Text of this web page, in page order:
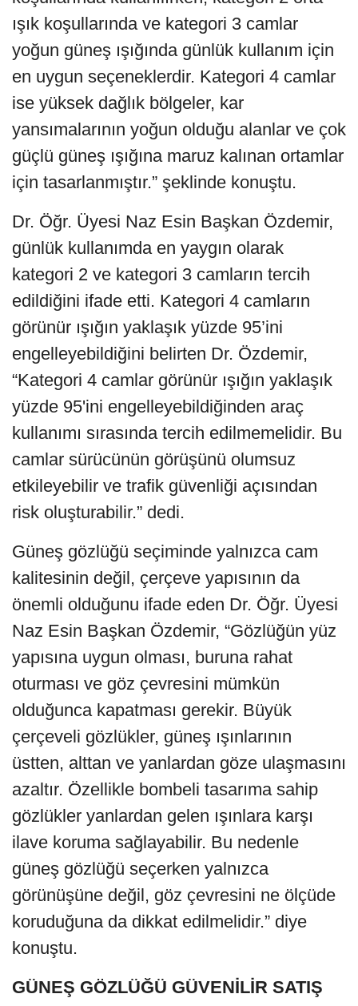
ışık koşullarında ve kategori 3 camlar
yoğun güneş ışığında günlük kullanım için
en uygun seçeneklerdir. Kategori 4 camlar
ise yüksek dağlık bölgeler, kar
yansımalarının yoğun olduğu alanlar ve çok
güçlü güneş ışığına maruz kalınan ortamlar
için tasarlanmıştır.” şeklinde konuştu.
Dr. Öğr. Üyesi Naz Esin Başkan Özdemir,
günlük kullanımda en yaygın olarak
kategori 2 ve kategori 3 camların tercih
edildiğini ifade etti. Kategori 4 camların
görünür ışığın yaklaşık yüzde 95’ini
engelleyebildiğini belirten Dr. Özdemir,
“Kategori 4 camlar görünür ışığın yaklaşık
yüzde 95'ini engelleyebildiğinden araç
kullanımı sırasında tercih edilmemelidir. Bu
camlar sürücünün görüşünü olumsuz
etkileyebilir ve trafik güvenliği açısından
risk oluşturabilir.” dedi.
Güneş gözlüğü seçiminde yalnızca cam
kalitesinin değil, çerçeve yapısının da
önemli olduğunu ifade eden Dr. Öğr. Üyesi
Naz Esin Başkan Özdemir, “Gözlüğün yüz
yapısına uygun olması, buruna rahat
oturması ve göz çevresini mümkün
olduğunca kapatması gerekir. Büyük
çerçeveli gözlükler, güneş ışınlarının
üstten, alttan ve yanlardan göze ulaşmasını
azaltır. Özellikle bombeli tasarıma sahip
gözlükler yanlardan gelen ışınlara karşı
ilave koruma sağlayabilir. Bu nedenle
güneş gözlüğü seçerken yalnızca
görünüşüne değil, göz çevresini ne ölçüde
koruduğuna da dikkat edilmelidir.” diye
konuştu.
GÜNEŞ GÖZLÜĞÜ GÜVENİLİR SATIŞ